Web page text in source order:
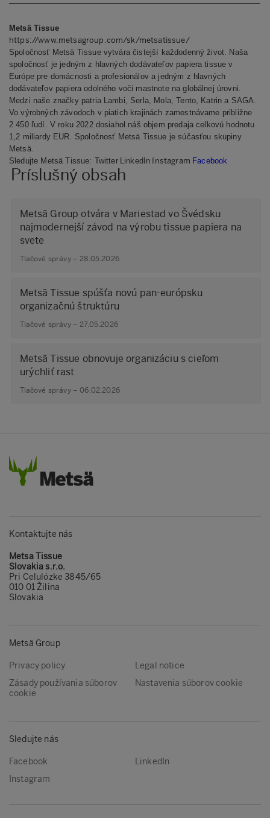
Metsä Tissue
https://www.metsagroup.com/sk/metsatissue/
Spoločnosť Metsä Tissue vytvára čistejší každodenný život. Naša
spoločnosť je jedným z hlavných dodávateľov papiera tissue v
Európe pre domácnosti a profesionálov a jedným z hlavných
dodávateľov papiera odolného voči mastnote na globálnej úrovni.
Medzi naše značky patria Lambi, Serla, Mola, Tento, Katrin a SAGA.
Vo výrobných závodoch v piatich krajinách zamestnávame približne
2 450 ľudí. V roku 2022 dosiahol náš objem predaja celkovú hodnotu
1,2 miliardy EUR. Spoločnosť Metsä Tissue je súčasťou skupiny
Metsä.
Sledujte Metsä Tissue: Twitter LinkedIn Instagram Facebook
Príslušný obsah
Metsä Group otvára v Mariestad vo Švédsku
najmodernejší závod na výrobu tissue papiera na
svete
Tlačové správy – 28.05.2026
Metsä Tissue spúšťa novú pan-európsku
organizačnú štruktúru
Tlačové správy – 27.05.2026
Metsä Tissue obnovuje organizáciu s cieľom
urýchliť rast
Tlačové správy – 06.02.2026
Kontaktujte nás
Metsa Tissue
Slovakia s.r.o.
Pri Celulózke 3845/65
010 01 Žilina
Slovakia
Metsä Group
Privacy policy
Legal notice
Zásady používania súborov
cookie
Nastavenia súborov cookie
Sledujte nás
Facebook
LinkedIn
Instagram